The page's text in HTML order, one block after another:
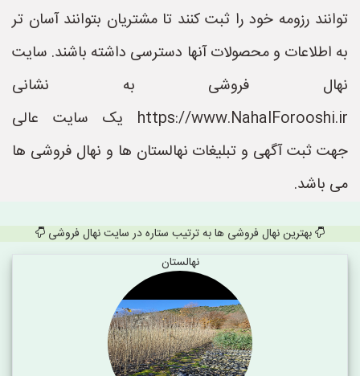
توانند رزومه خود را ثبت کنند تا مشتریان بتوانند آسان تر
به اطلاعات و محصولات آنها دسترسی داشته باشند. سایت
نهال فروشی به نشانی
https://www.NahalForooshi.ir یک سایت عالی
جهت ثبت آگهی و تبلیغات نهالستان ها و نهال فروشی ها
می باشد.
بهترین نهال فروشی ها به ترتیب ستاره در سایت نهال فروشی
نهالستان